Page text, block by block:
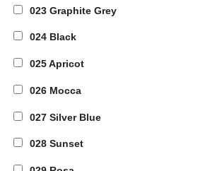
023 Graphite Grey
024 Black
025 Apricot
026 Mocca
027 Silver Blue
028 Sunset